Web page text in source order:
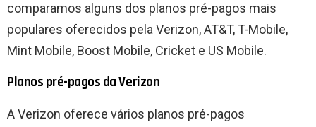
comparamos alguns dos planos pré-pagos mais
populares oferecidos pela Verizon, AT&T, T-Mobile,
Mint Mobile, Boost Mobile, Cricket e US Mobile.
Planos pré-pagos da Verizon
A Verizon oferece vários planos pré-pagos